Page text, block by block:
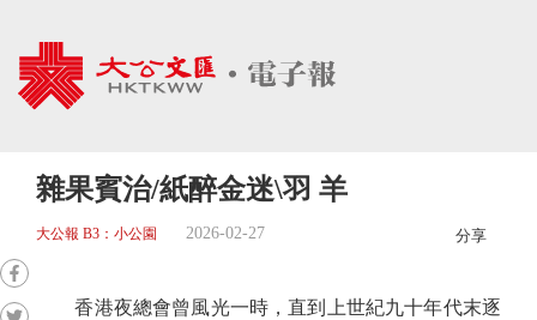
雜果賓治/紙醉金迷\羽 羊
大公報 B3：小公園 2026-02-27 分享
香港夜總會曾風光一時，直到上世紀九十年代末逐